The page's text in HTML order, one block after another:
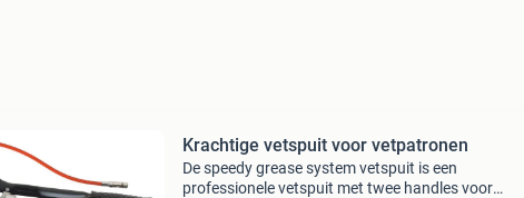
Krachtige vetspuit voor vetpatronen
De speedy grease system vetspuit is een
professionele vetspuit met twee handles voor